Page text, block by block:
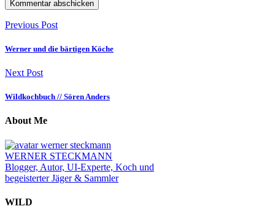
Previous Post
Werner und die bärtigen Köche
Next Post
Wildkochbuch // Sören Anders
About Me
WERNER STECKMANN
Blogger, Autor, UI-Experte, Koch und
begeisterter Jäger & Sammler
WILD